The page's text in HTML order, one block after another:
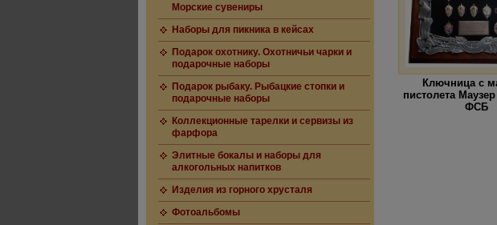
Морские сувениры
Наборы для пикника в кейсах
Подарок охотнику. Охотничьи чарки и
подарочные наборы
Подарок рыбаку. Рыбацкие стопки и
подарочные наборы
Коллекционные тарелки и сервизы из
фарфора
Элитные бокалы и наборы для
алкогольных напитков
Изделия из горного хрусталя
Фотоальбомы
Ключница с
пистолета
ФСБ